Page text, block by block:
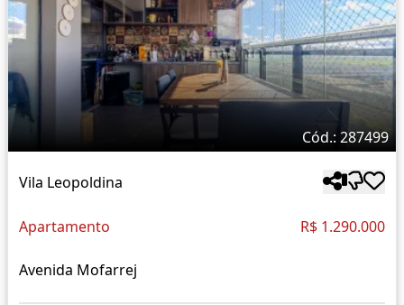
Cód.: 287499
Vila Leopoldina
Apartamento R$ 1.290.000
Avenida Mofarrej